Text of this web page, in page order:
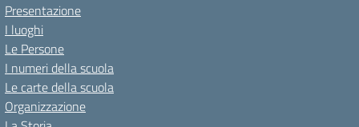
Presentazione
I luoghi
Le Persone
I numeri della scuola
Le carte della scuola
Organizzazione